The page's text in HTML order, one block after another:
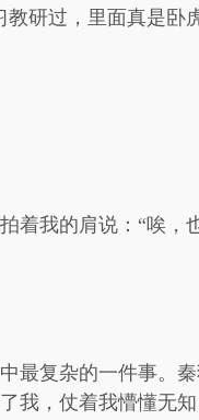
研过，里面真是卧
着我的肩说：“唉，
最复杂的一件事。
我，仗着我懵懂无